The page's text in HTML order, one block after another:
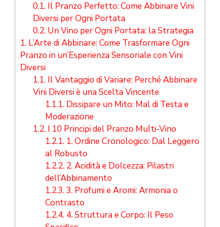
0.1.Il Pranzo Perfetto: Come Abbinare Vini
Diversi per Ogni Portata
0.2.Un Vino per Ogni Portata: la Strategia
1. L’Arte di Abbinare: Come Trasformare Ogni
Pranzo in un’Esperienza Sensoriale con Vini
Diversi
1.1.Il Vantaggio di Variare: Perché Abbinare
Vini Diversi è una Scelta Vincente
1.1.1. Dissipare un Mito: Mal di Testa e
Moderazione
1.2.I 10 Principi del Pranzo Multi-Vino
1.2.1. 1. Ordine Cronologico: Dal Leggero
al Robusto
1.2.2. 2. Acidità e Dolcezza: Pilastri
dell’Abbinamento
1.2.3.3. Profumi e Aromi: Armonia o
Contrasto
1.2.4. 4. Struttura e Corpo: Il Peso